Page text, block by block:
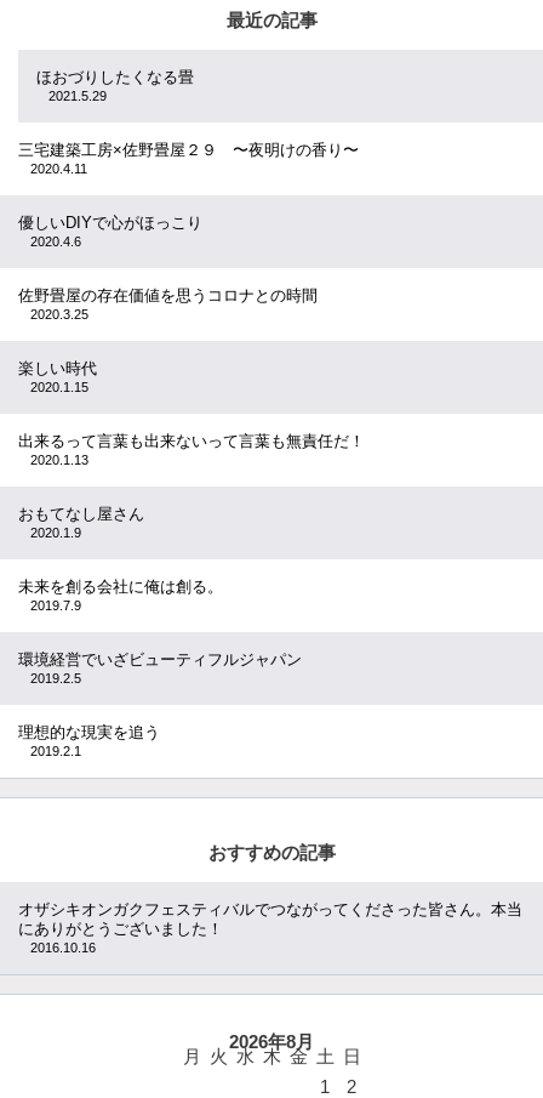
最近の記事
ほおづりしたくなる畳
2021.5.29
三宅建築工房×佐野畳屋２９ 〜夜明けの香り〜
2020.4.11
優しいDIYで心がほっこり
2020.4.6
佐野畳屋の存在価値を思うコロナとの時間
2020.3.25
楽しい時代
2020.1.15
出来るって言葉も出来ないって言葉も無責任だ！
2020.1.13
おもてなし屋さん
2020.1.9
未来を創る会社に俺は創る。
2019.7.9
環境経営でいざビューティフルジャパン
2019.2.5
理想的な現実を追う
2019.2.1
おすすめの記事
オザシキオンガクフェスティバルでつながってくださった皆さん。本当
にありがとうございました！
2016.10.16
2026年8月
月 火 水 木 金 土
日
1
2